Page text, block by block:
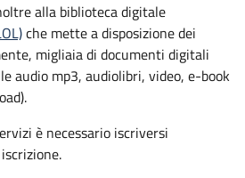
alla biblioteca digitale
che mette a disposizione dei
migliaia di documenti digitali
audio mp3, audiolibri, video, e-book
è necessario iscriversi